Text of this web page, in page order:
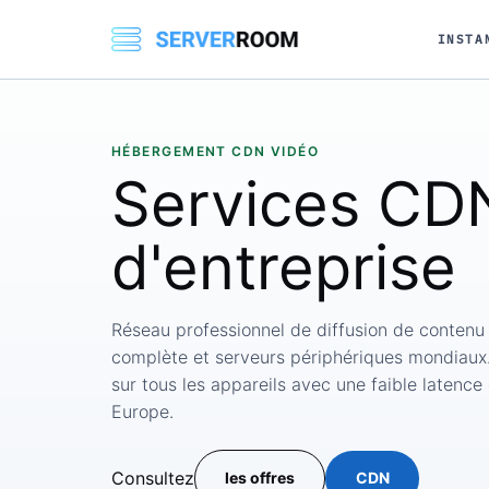
HÉBERGEMENT CDN VIDÉO
Services
d'entreprise
Réseau professionnel de diffusion de
complète et serveurs périphériques
sur tous les appareils avec une faible
Europe.
Consultez les offres CDN